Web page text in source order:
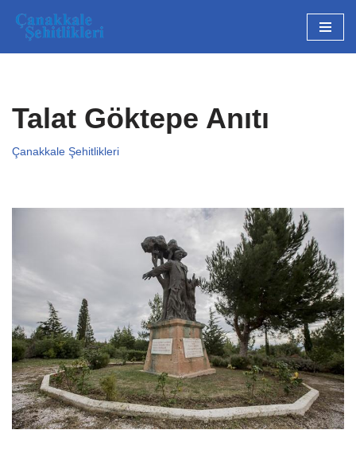
İçeriğe
Talat Göktepe Anıtı
Çanakkale Şehitlikleri